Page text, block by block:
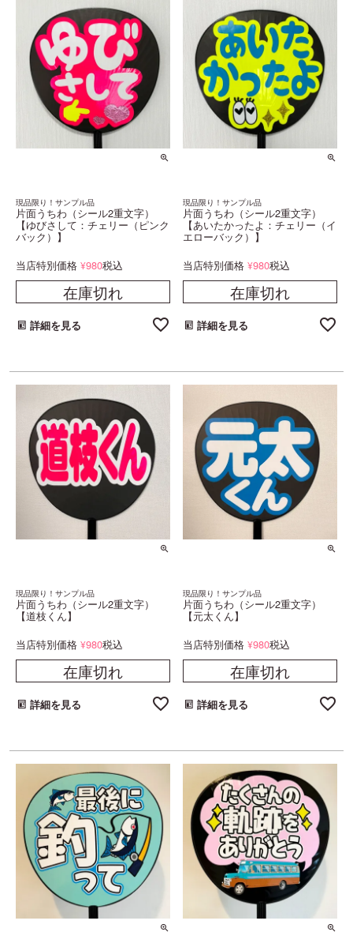
現品限り！サンプル品
片面うちわ（シール2重文字）
【ゆびさして：チェリー（ピンク
バック）】
当店特別価格 ¥980税込
在庫切れ
詳細を見る
現品限り！サンプル品
片面うちわ（シール2重文字）
【あいたかったよ：チェリー（イ
エローバック）】
当店特別価格 ¥980税込
在庫切れ
詳細を見る
現品限り！サンプル品
片面うちわ（シール2重文字）
【道枝くん】
当店特別価格 ¥980税込
在庫切れ
詳細を見る
現品限り！サンプル品
片面うちわ（シール2重文字）
【元太くん】
当店特別価格 ¥980税込
在庫切れ
詳細を見る